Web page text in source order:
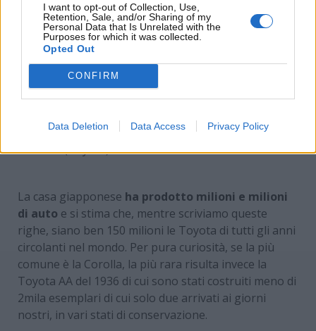
I want to opt-out of Collection, Use,
Retention, Sale, and/or Sharing of my
Personal Data that Is Unrelated with the
Purposes for which it was collected.
Opted Out
CONFIRM
Data Deletion Data Access Privacy Policy
La Corolla è ancora l’auto più venduta del mondo
(Toyota) – www.MotoriNews24.com
La casa giapponese ha prodotto milioni e milioni
di auto e si stima che, mentre scriviamo queste
righe, siano ben 150 milioni le Toyota di tutti gli anni
circolanti nel mondo. Per pura curiosità, se la più
comune è la Corolla, la più rara risulta invece la
Toyota AA del 1936 di cui sono stati costruiti meno di
2mila esemplari di cui solo due arrivati ai giorni
nostri, in vari stati di conservazione.